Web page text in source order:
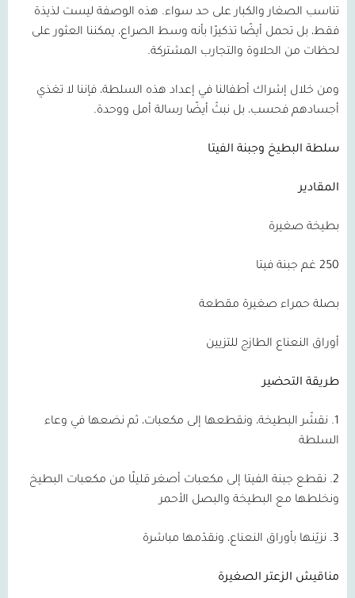
تناسب الصغار والكبار على حد سواء. هذه الوصفة ليست لذيذة
فقط، بل تحمل أيضًا تذكيرًا بأنه وسط الصراع، يمكننا العثور على
لحظات من الحلاوة والتجارب المشتركة.
ومن خلال إشراك أطفالنا في إعداد هذه السلطة، فإننا لا تغذي
أجسادهم فحسب، بل نبثّ أيضًا رسالة أمل ووحدة.
سلطة البطيخ وجبنة الفيتا
المقادير
بطيخة صغيرة
250 غم جبنة فيتا
بصلة حمراء صغيرة مقطعة
أوراق النعناع الطازج للتزيين
طريقة التحضير
1. نقشّر البطيخة، ونقطعها إلى مكعبات، ثم نضعها في وعاء
السلطة
2. نقطع جبنة الفيتا إلى مكعبات أصغر قليلًا من مكعبات البطيخ
ونخلطها مع البطيخة والبصل الأحمر
3. نزيّنها بأوراق النعناع، ونقدّمها مباشرة
مناقيش الزعتر الصغيرة